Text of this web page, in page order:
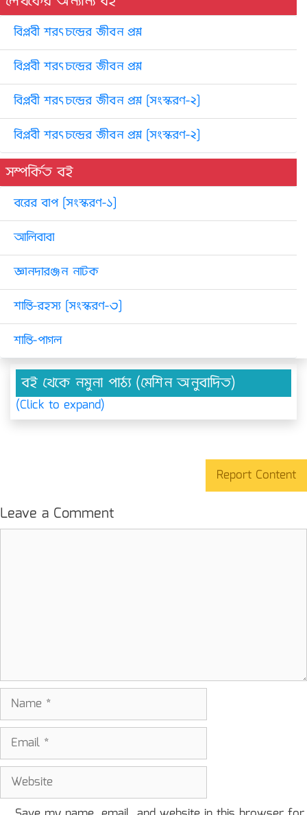
বিপ্লবী শরৎচন্দ্রের জীবন প্রশ্ন
বিপ্লবী শরৎচন্দ্রের জীবন প্রশ্ন
বিপ্লবী শরৎচন্দ্রের জীবন প্রশ্ন [সংস্করণ-২]
বিপ্লবী শরৎচন্দ্রের জীবন প্রশ্ন [সংস্করণ-২]
সম্পর্কিত বই
বরের বাপ [সংস্করণ-১]
আলিবাবা
জ্ঞানদারঞ্জন নাটক
শান্তি-রহস্য [সংস্করণ-৩]
শান্তি-পাগল
বই থেকে নমুনা পাঠ্য (মেশিন অনুবাদিত)
(Click to expand)
Report Content
Leave a Comment
Name
Email
Website